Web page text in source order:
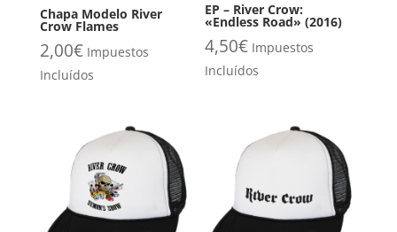
Chapa Modelo River
Crow Flames
2,00€ Impuestos
Incluídos
EP – River Crow:
«Endless Road» (2016)
4,50€ Impuestos
Incluídos